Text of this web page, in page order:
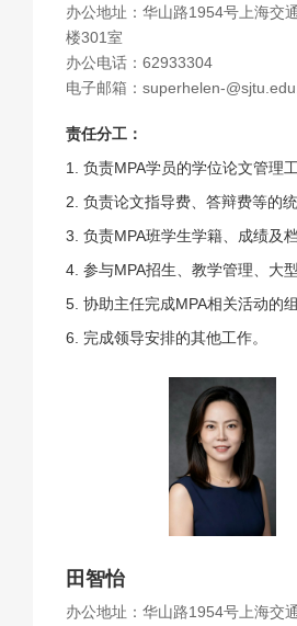
办公地址：华山路1954号上海交
楼301室
办公电话：62933304
电子邮箱：superhelen-
责任分工：
1. 负责MPA学员的学位论文管理工
2. 负责论文指导费、答辩费等的
3. 负责MPA班学生学籍、成绩及
4. 参与MPA招生、教学管理、大
5. 协助主任完成MPA相关活动的
6. 完成领导安排的其他工作。
田智怡
办公地址：华山路1954号上海交